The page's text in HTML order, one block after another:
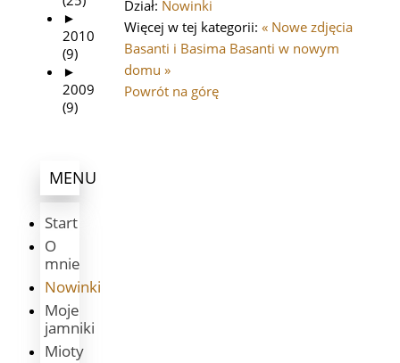
Dział: Nowinki
Więcej w tej kategorii: « Nowe zdjęcia
Basanti i Basima Basanti w nowym
domu »
Powrót na górę
►
2010
(9)
►
2009
(9)
MENU
Start
O
mnie
Nowinki
Moje
jamniki
Mioty